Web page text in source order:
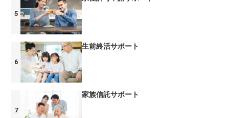
生前終活サポート
家族信託サポート